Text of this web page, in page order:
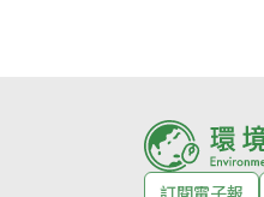
訂閱電子報